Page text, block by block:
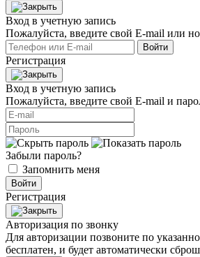
Вход в учетную запись
Пожалуйста, введите свой E‑mail или
Войти
Регистрация
Вход в учетную запись
Пожалуйста, введите свой E‑mail и
Забыли пароль?
Запомнить меня
Войти
Регистрация
Авторизация по звонку
Для авторизации позвоните по
бесплатен, и будет автоматически